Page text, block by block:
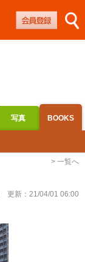
写真 BOOKS
> 一覧へ
更新： 21/04/01 06:00